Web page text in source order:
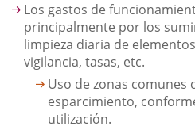
Los gastos de
principalmente por los
limpieza diaria de
vigilancia, tasas, etc.
Uso de zonas comunes
esparcimiento,
utilización.